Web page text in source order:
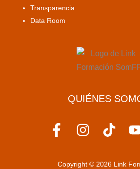
Transparencia
Data Room
QUIÉNES
F
I
T
Copyright © 2026 Link